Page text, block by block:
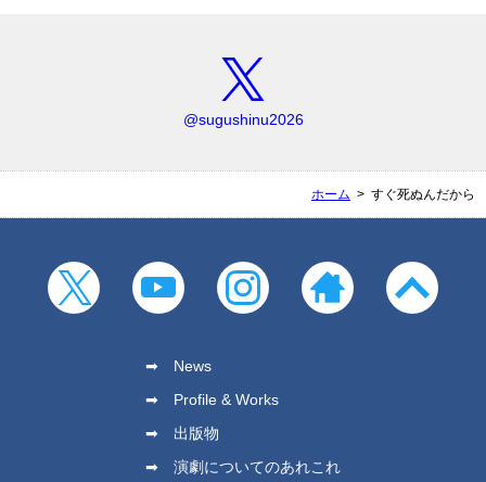
@sugushinu2026
ホーム すぐ死ぬんだから
News
Profile & Works
出版物
演劇についてのあれこれ